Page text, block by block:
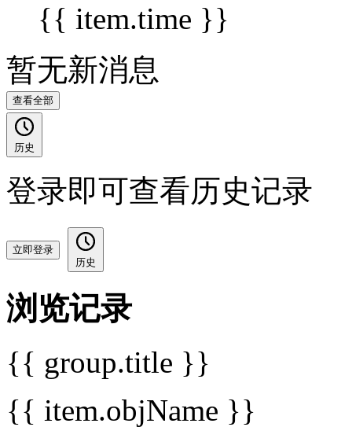
{{ item.time }}
暂无新消息
查看全部
历史
登录即可查看历史记录
立即登录
历史
浏览记录
{{ group.title }}
{{ item.objName }}